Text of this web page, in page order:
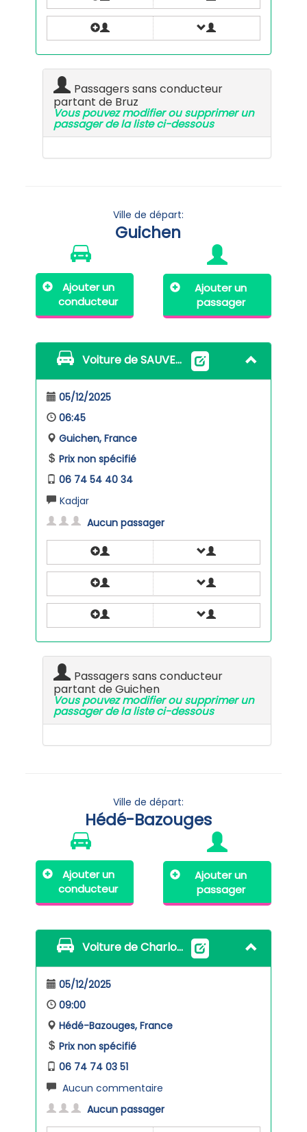
Passagers sans conducteur
partant de Bruz
Vous pouvez modifier ou supprimer un
passager de la liste ci-dessous
Ville de départ:
Guichen
Ajouter un
conducteur
Ajouter un
passager
Voiture de SAUVETRE
05/12/2025
06:45
Guichen, France
Prix non spécifié
06 74 54 40 34
Kadjar
Aucun passager
Passagers sans conducteur
partant de Guichen
Vous pouvez modifier ou supprimer un
passager de la liste ci-dessous
Ville de départ:
Hédé-Bazouges
Ajouter un
conducteur
Ajouter un
passager
Voiture de Charlotte Girard
05/12/2025
09:00
Hédé-Bazouges, France
Prix non spécifié
06 74 74 03 51
Aucun commentaire
Aucun passager